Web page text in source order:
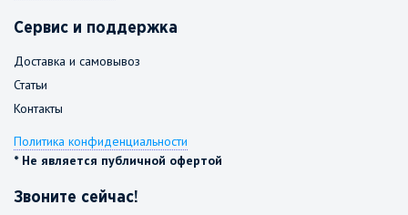
Сервис и поддержка
Доставка и самовывоз
Статьи
Контакты
Политика конфиденциальности
* Не является публичной офертой
Звоните сейчас!